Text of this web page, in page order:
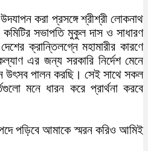
করা প্রসঙ্গে শ্রীশ্রী লোকনাথ
সভাপতি মুকুল দাস ও সাধারণ
ক্রান্তিলগ্নে মহামারীর কারণে
এর জন্য সরকারি নির্দেশ মেনে
উৎসব পালন করছি। সেই সাথে সকল
মনে ধারন করে প্রার্থনা করবে
পড়িবে আমাকে স্মরন করিও আমিই